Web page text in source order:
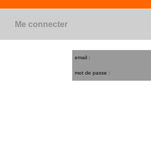
Me connecter
email :
mot de passe :